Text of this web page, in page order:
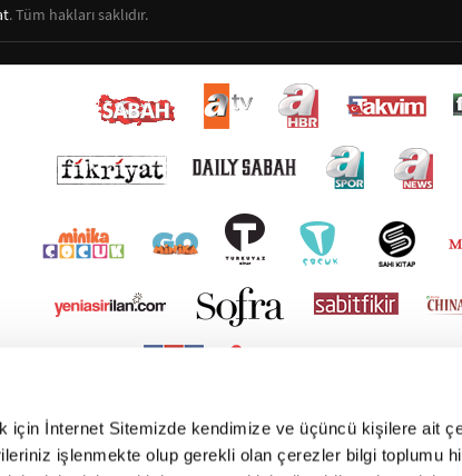
için İnternet Sitemizde kendimize ve üçüncü kişilere ait
işlenmekte olup gerekli olan çerezler bilgi toplumu
. Tüm hakları saklıdır.